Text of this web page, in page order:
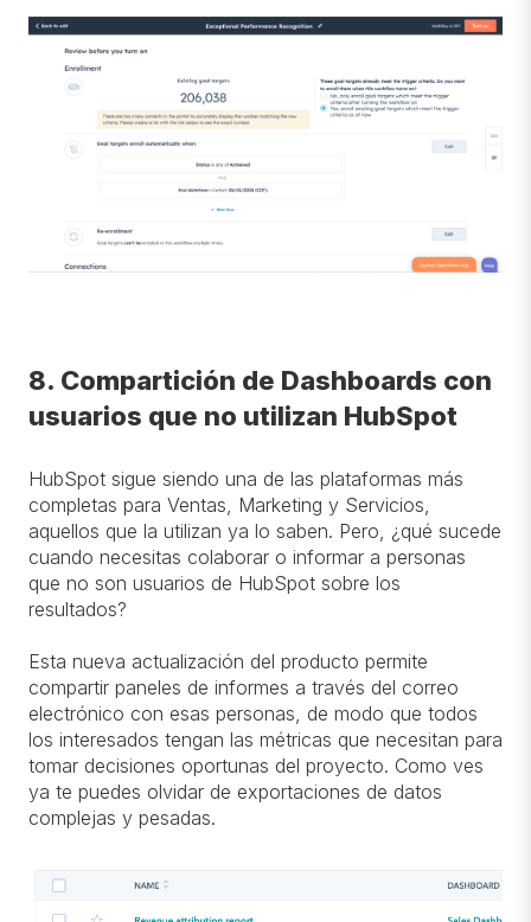
8. Compartición de Dashboards con
usuarios que no utilizan HubSpot
HubSpot sigue siendo una de las plataformas más
completas para Ventas, Marketing y Servicios,
aquellos que la utilizan ya lo saben. Pero, ¿qué sucede
cuando necesitas colaborar o informar a personas
que no son usuarios de HubSpot sobre los
resultados?
Esta nueva actualización del producto permite
compartir paneles de informes a través del correo
electrónico con esas personas, de modo que todos
los interesados tengan las métricas que necesitan para
tomar decisiones oportunas del proyecto. Como ves
ya te puedes olvidar de exportaciones de datos
complejas y pesadas.